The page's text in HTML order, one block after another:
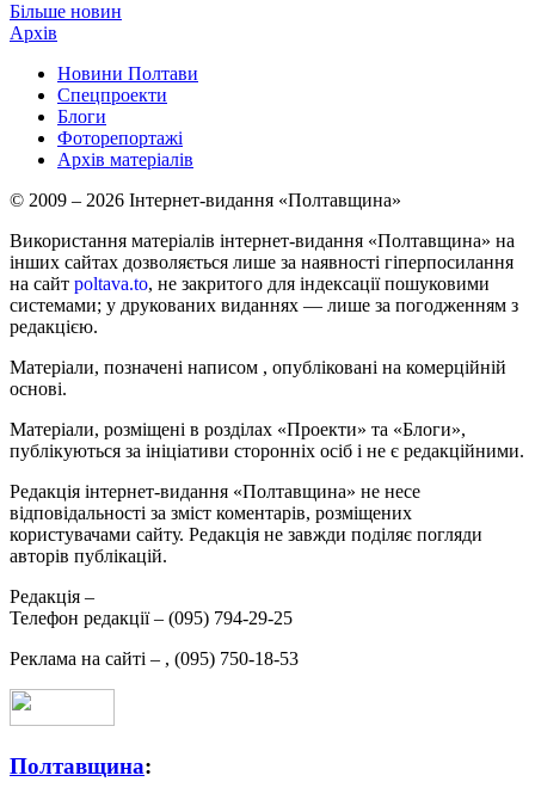
Більше новин
Архів
Новини Полтави
Спецпроекти
Блоги
Фоторепортажі
Архів матеріалів
© 2009 – 2026 Інтернет-видання «Полтавщина»
Використання матеріалів інтернет-видання «Полтавщина» на
інших сайтах дозволяється лише за наявності гіперпосилання
на сайт poltava.to, не закритого для індексації пошуковими
системами; у друкованих виданнях — лише за погодженням з
редакцією.
Матеріали, позначені написом , опубліковані на комерційній
основі.
Матеріали, розміщені в розділах «Проекти» та «Блоги»,
публікуються за ініціативи сторонніх осіб і не є редакційними.
Редакція інтернет-видання «Полтавщина» не несе
відповідальності за зміст коментарів, розміщених
користувачами сайту. Редакція не завжди поділяє погляди
авторів публікацій.
Редакція –
Телефон редакції – (095) 794-29-25
Реклама на сайті – , (095) 750-18-53
Полтавщина: